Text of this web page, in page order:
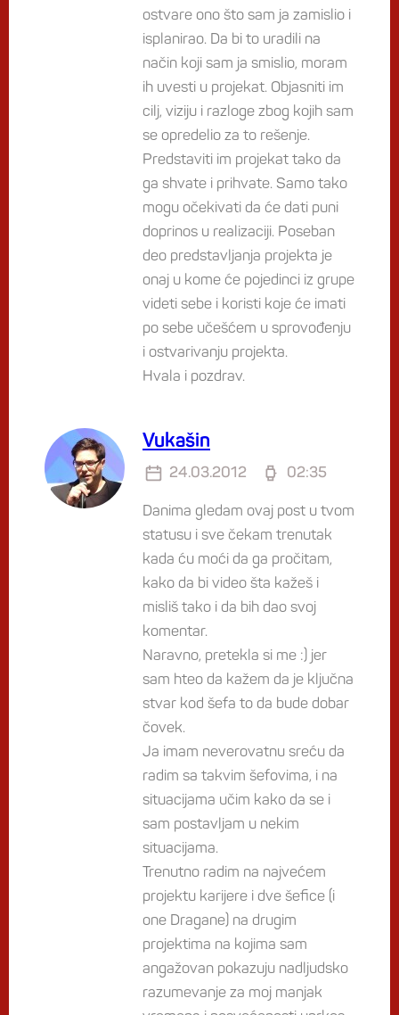
ostvare ono što sam ja zamislio i
isplanirao. Da bi to uradili na
način koji sam ja smislio, moram
ih uvesti u projekat. Objasniti im
cilj, viziju i razloge zbog kojih sam
se opredelio za to rešenje.
Predstaviti im projekat tako da
ga shvate i prihvate. Samo tako
mogu očekivati da će dati puni
doprinos u realizaciji. Poseban
deo predstavljanja projekta je
onaj u kome će pojedinci iz grupe
videti sebe i koristi koje će imati
po sebe učešćem u sprovođenju
i ostvarivanju projekta.
Hvala i pozdrav.
Vukašin
24.03.2012 02:35
Danima gledam ovaj post u tvom
statusu i sve čekam trenutak
kada ću moći da ga pročitam,
kako da bi video šta kažeš i
misliš tako i da bih dao svoj
komentar.
Naravno, pretekla si me :) jer
sam hteo da kažem da je ključna
stvar kod šefa to da bude dobar
čovek.
Ja imam neverovatnu sreću da
radim sa takvim šefovima, i na
situacijama učim kako da se i
sam postavljam u nekim
situacijama.
Trenutno radim na najvećem
projektu karijere i dve šefice (i
one Dragane) na drugim
projektima na kojima sam
angažovan pokazuju nadljudsko
razumevanje za moj manjak